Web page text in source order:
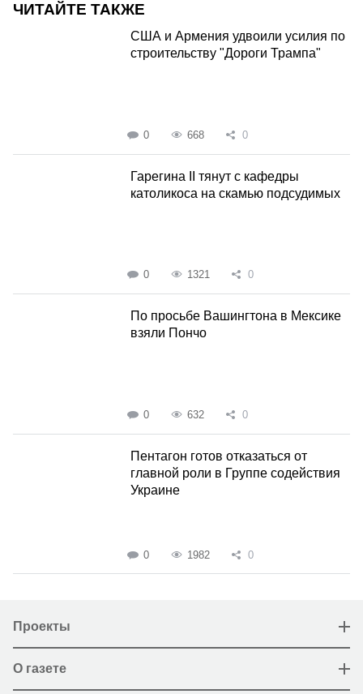
ЧИТАЙТЕ ТАКЖЕ
США и Армения удвоили усилия по
строительству "Дороги Трампа"
0 668 0
Гарегина II тянут с кафедры
католикоса на скамью подсудимых
0 1321 0
По просьбе Вашингтона в Мексике
взяли Пончо
0 632 0
Пентагон готов отказаться от
главной роли в Группе содействия
Украине
0 1982 0
Проекты
О газете